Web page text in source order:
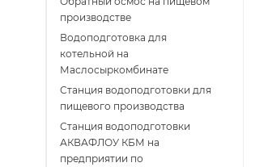
производстве
Водоподготовка для
котельной на
Маслосыркомбинате
Станция водоподготовки для
пищевого производства
Станция водоподготовки
АКВАФЛОУ КБМ на
предприятии по